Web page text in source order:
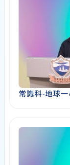
常識科-地球一